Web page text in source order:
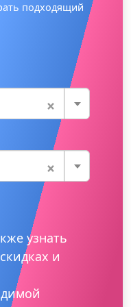
подходящий
×
×
узнать
и